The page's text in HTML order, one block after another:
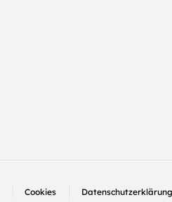
Cookies Datenschutzerklärung